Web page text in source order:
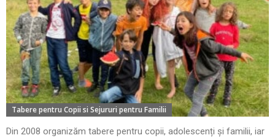
Tabere pentru Copii si Sejururi pentru Familii
Din 2008 organizăm tabere pentru copii, adolescenți și familii, iar